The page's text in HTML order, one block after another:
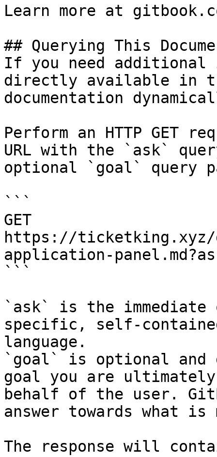
Learn more at
## Querying This
If you need
directly available in
documentation
Perform an HTTP GET
URL with the `ask`
optional `goal` query
```
GET
https://ticketking.xyz/
application-
```
`ask` is the
specific, self-
language.
`goal` is optional and
goal you are
behalf of the user.
answer towards what
The response will